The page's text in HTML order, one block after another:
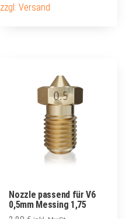
zzgl. Versand
Nozzle passend für V6
0,5mm Messing 1,75